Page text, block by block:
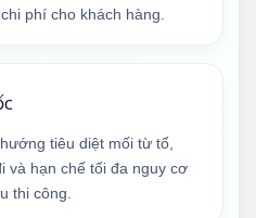
phí cho khách hàng.
tiêu diệt mối từ tổ,
và hạn chế tối đa nguy cơ
thi công.